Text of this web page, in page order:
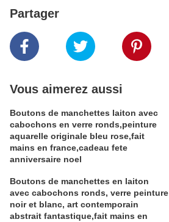
Partager
Vous aimerez aussi
Boutons de manchettes laiton avec
cabochons en verre ronds,peinture
aquarelle originale bleu rose,fait
mains en france,cadeau fete
anniversaire noel
Boutons de manchettes en laiton
avec cabochons ronds, verre peinture
noir et blanc, art contemporain
abstrait fantastique,fait mains en